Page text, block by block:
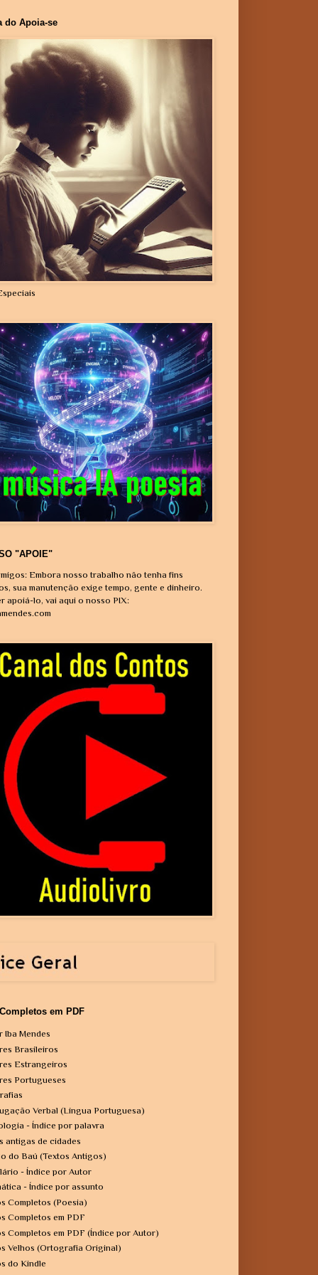
do Apoia-se
"APOIE"
Embora nosso trabalho não tenha fins
sua manutenção exige tempo, gente e dinheiro.
apoiá-lo, vai aqui o nosso PIX:
em PDF
Iba Mendes
Brasileiros
Estrangeiros
Portugueses
Verbal (Língua Portuguesa)
- Índice por palavra
antigas de cidades
do Baú (Textos Antigos)
- Índice por Autor
- Índice por assunto
Completos (Poesia)
Completos em PDF
Completos em PDF (Índice por Autor)
Velhos (Ortografia Original)
do Kindle